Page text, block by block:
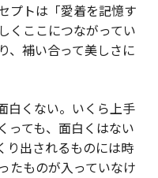
プトは「愛着を記憶す
くここにつながってい
、補い合って美しさに
白くない。いくら上手
っても、面白くはない
り出されるものには時
たものが入っていなけ